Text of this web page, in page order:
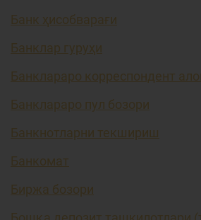
Банк ҳисобварағи
Банклар гуруҳи
Банклараро корреспондент
Банклараро пул бозори
Банкнотларни текшириш
Банкомат
Биржа бозори